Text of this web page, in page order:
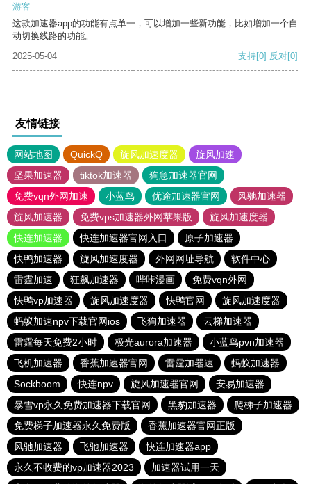
游客
这款加速器app的功能有点单一，可以增加一些新功能，比如增加一个自
动切换线路的功能。
2025-05-04
支持[0] 反对[0]
友情链接
网站地图 QuickQ 旋风加速度器
旋风加速
坚果加速器
tiktok加速器
狗急加速器官网
免费vqn外网加速
小蓝鸟 优途加速器官网
风驰加速器
旋风加速器
免费vps加速器外网苹果版
旋风加速度器
快连加速器
快连加速器官网入口
原子加速器
快鸭加速器
旋风加速度器 外网网址导航
软件中心
雷霆加速
狂飙加速器 哔咔漫画
免费vqn外网
快鸭vp加速器
旋风加速度器 快鸭官网
旋风加速度器
蚂蚁加速npv下载官网ios
飞狗加速器
云梯加速器
雷霆每天免费2小时
极光aurora加速器
小蓝鸟pvn加速器
飞机加速器
香蕉加速器官网 雷霆加器速
蚂蚁加速器
Sockboom
快连npv 旋风加速器官网
安易加速器
暴雪vp永久免费加速器下载官网
黑豹加速器
爬梯子加速器
免费梯子加速器永久免费版
香蕉加速器官网正版
风驰加速器
飞驰加速器
快连加速器app
永久不收费的vp加速器2023
加速器试用一天